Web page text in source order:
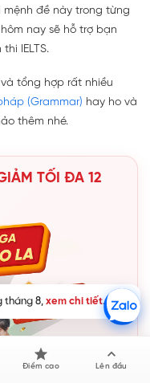
đề này trong từng
nay sẽ hỗ trợ bạn
IELTS.
tổng hợp rất nhiều
(Grammar) hay ho và
thêm nhé.
TỐI ĐA 12
Điểm cao Lên đầu
tháng 8, xem chi tiết.